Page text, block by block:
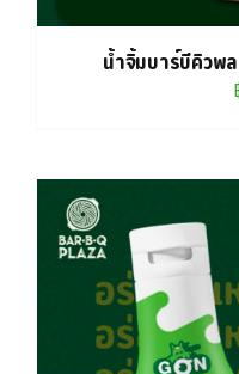
น้ำจิ้มบาร์บีคิวพล